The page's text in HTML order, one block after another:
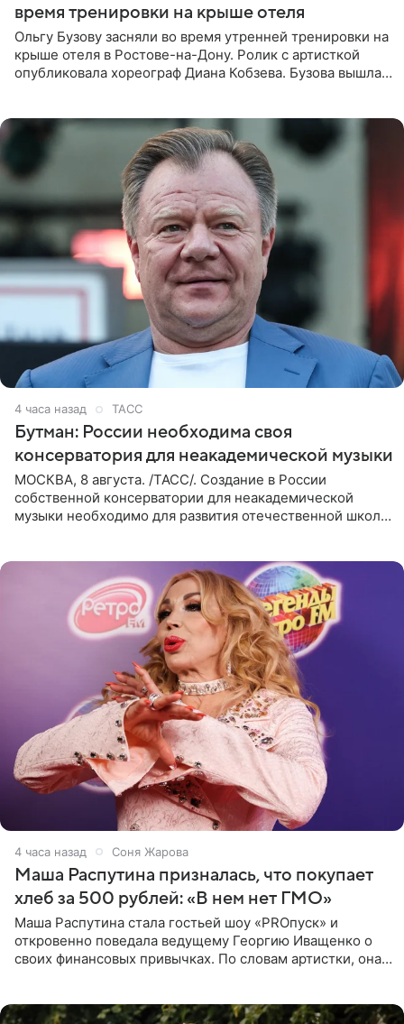
время тренировки на крыше отеля
Ольгу Бузову засняли во время утренней тренировки на
крыше отеля в Ростове-на-Дону. Ролик с артисткой
опубликовала хореограф Диана Кобзева. Бузова вышла
4 часа назад ТАСС
Бутман: России необходима своя
консерватория для неакадемической музыки
МОСКВА, 8 августа. /ТАСС/. Создание в России
собственной консерватории для неакадемической
музыки необходимо для развития отечественной школы
5 часов назад Соня Жарова
Маша Распутина призналась, что покупает
хлеб за 500 рублей: «В нем нет ГМО»
Маша Распутина стала гостьей шоу «PROпуск» и
откровенно поведала ведущему Георгию Иващенко о
своих финансовых привычках. По словам артистки, она